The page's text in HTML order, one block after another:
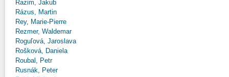
Razim, Jakub
Rázus, Martin
Rey, Marie-Pierre
Rezmer, Waldemar
Roguľová, Jaroslava
Rošková, Daniela
Roubal, Petr
Rusnák, Peter